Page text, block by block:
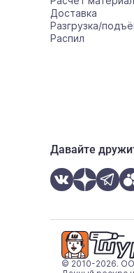
Доставка
Разгрузка/
Распил
Давайте
© 2010-2026.